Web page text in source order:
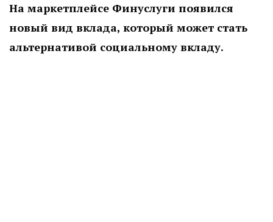
На маркетплейсе Финуслуги появился
новый вид вклада, который может стать
альтернативой социальному вкладу.